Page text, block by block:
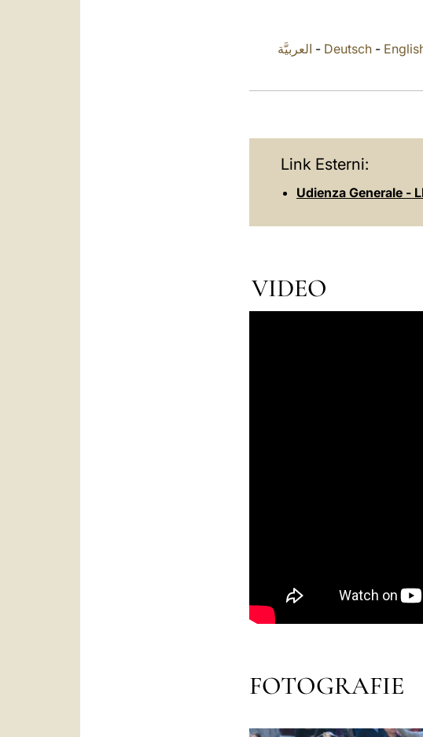
العربيَّة - Deutsch-
Link Esterni:
Udienza Generale -
VIDEO
FOTOGRAFIE